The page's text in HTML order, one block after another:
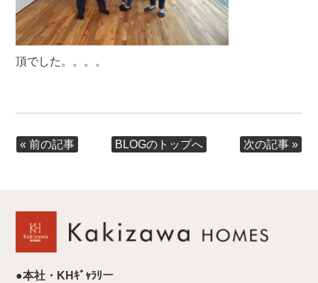
頂でした。。。。
BLOGのトップへ
« 前の記事 次の記事 »
●本社・KHｷﾞｬﾗﾘー